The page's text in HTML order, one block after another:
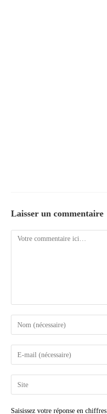
Laisser un commentaire
Saisissez votre réponse en chiffres